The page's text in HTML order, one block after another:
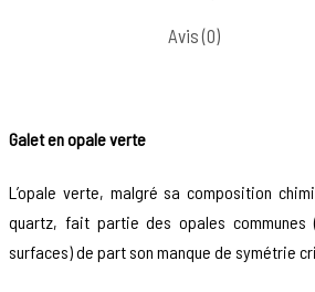
Avis (0)
Galet en opale verte
L’opale verte, malgré sa composition
quartz, fait partie des opales communes
surfaces) de part son manque de symétrie